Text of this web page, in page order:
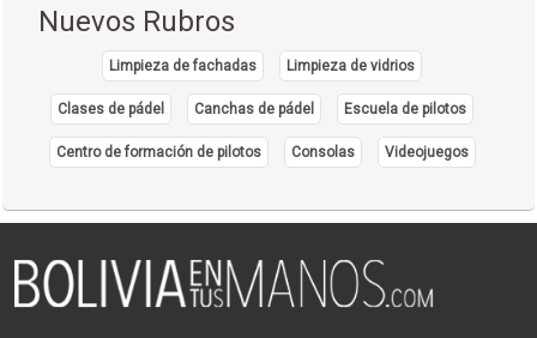
Nuevos Rubros
Limpieza de fachadas Limpieza de vidrios
Clases de pádel Canchas de pádel Escuela de pilotos
Centro de formación de pilotos Consolas Videojuegos